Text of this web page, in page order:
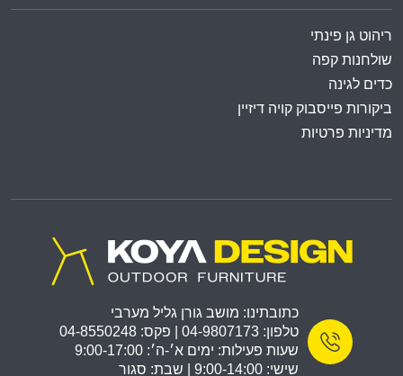
ריהוט גן פינתי
שולחנות קפה
כדים לגינה
ביקורות פייסבוק קויה דיזיין
מדיניות פרטיות
כתובתינו: מושב גורן גליל מערבי
טלפון: 04-9807173 | פקס: 04-8550248
שעות פעילות: ימים א׳-ה׳: 9:00-17:00
שישי: 9:00-14:00 | שבת: סגור